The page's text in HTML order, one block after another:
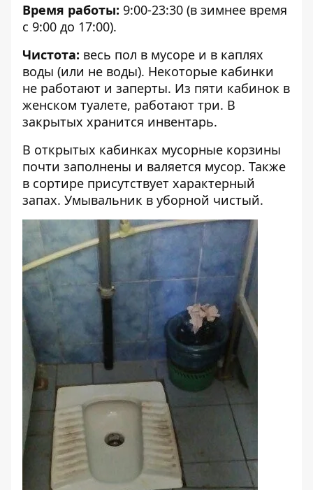
Время работы: 9:00-23:30 (в зимнее время
с 9:00 до 17:00).
Чистота: весь пол в мусоре и в каплях
воды (или не воды). Некоторые кабинки
не работают и заперты. Из пяти кабинок в
женском туалете, работают три. В
закрытых хранится инвентарь.
В открытых кабинках мусорные корзины
почти заполнены и валяется мусор. Также
в сортире присутствует характерный
запах. Умывальник в уборной чистый.